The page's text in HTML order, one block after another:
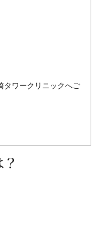
タワークリニックへご